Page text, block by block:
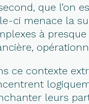
que l’on
ci menace la
à
ce contexte
leurs